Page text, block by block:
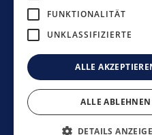
Datenschutzerklärung
Disclaimer
Impressum
Mobimo Management
FUNKTIONALITÄT
UNKLASSIFIZIERTE
ALLE
ALLE ABLEHNEN
DETAILS